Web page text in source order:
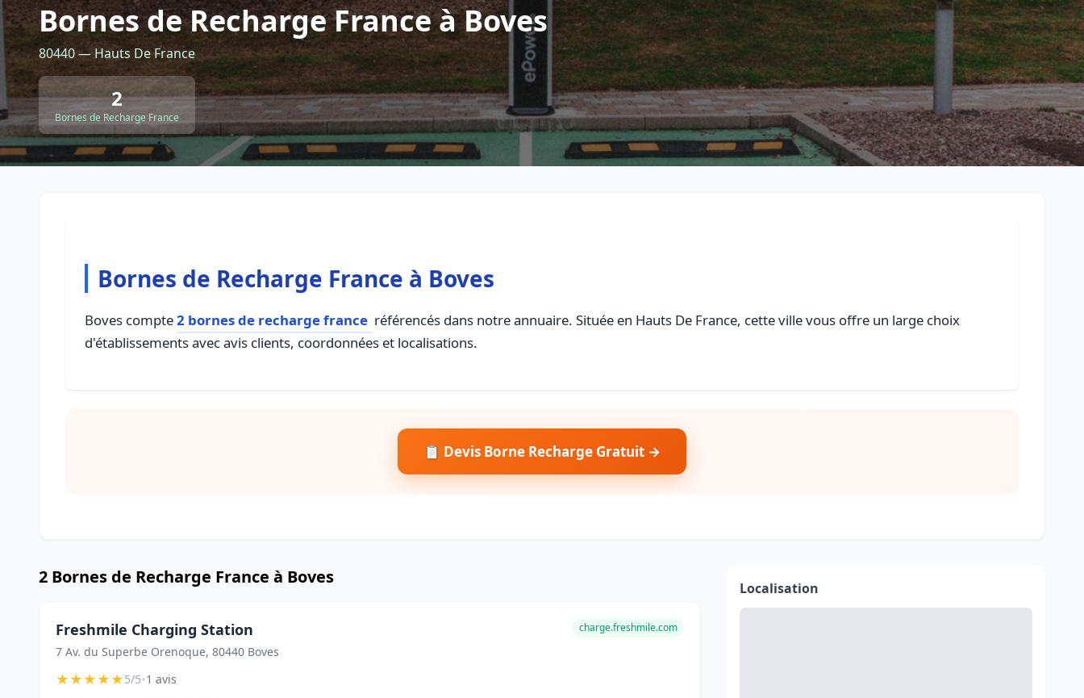
Confidentialité - Service proposé par ViteUnDevis.com-
Bornes de Recharge France à Boves
80440 — Hauts De France
2
Bornes de Recharge France
Bornes de Recharge France à Boves
Boves compte2 bornes de recharge france référencés dans notre annuaire. Située en Hauts De France, cette ville vous offre un large choix
d'établissements avec avis clients, coordonnées et localisations.
📋 Devis Borne Recharge Gratuit →
2 Bornes de Recharge France à Boves
Freshmile Charging Station
7 Av. du Superbe Orenoque, 80440 Boves
charge.freshmile.com
★★★★★5/5•1 avis
Localisation